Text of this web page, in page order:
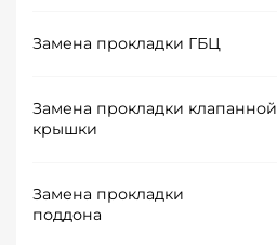
Замена прокладки ГБЦ
Замена прокладки клапанной
крышки
Замена прокладки
поддона